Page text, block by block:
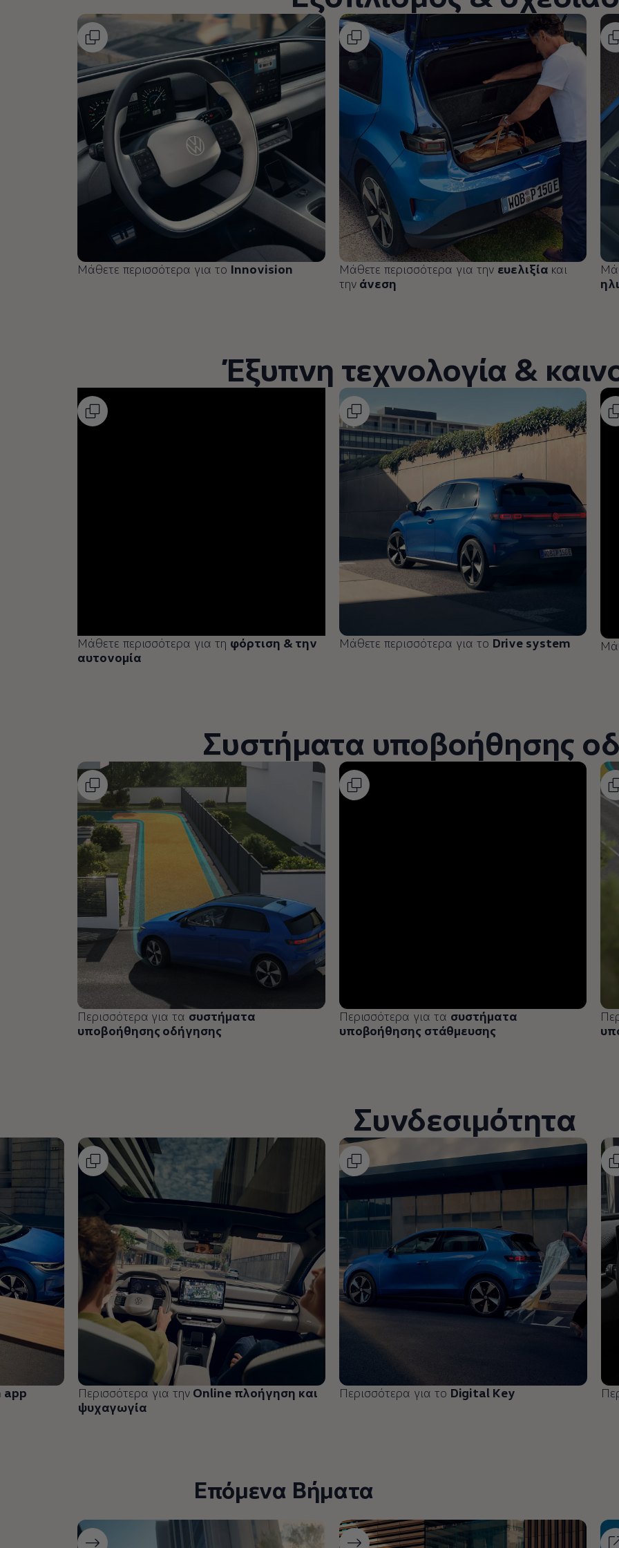
Ανακλήσεις ασφαλείας και Τεχνικά μέτρα
Προειδοποιητικές και ενδεικτικές λυχνίες
Eνημερώσεις λογισμικού
Digital Manual - Ψηφιακό εγχειρίδιο
XTL diesel fuel
Υπηρεσίες Volkswagen
Υπηρεσίες Volkswagen Click@Service
Pick Up & Delivery
Φροντίδα Clean Plus
Επαγγελματικά Οχήματα Volkswagen
Συντήρηση & Επισκευή Επαγγελματικών Οχημάτων Volkswagen
Σημαντικές πληροφορίες
Εγγύηση Επαγγελματικών Volkswagen
Εγγύηση Volkswagen
Volkswagen JOY
Εξουσιοδοτημένο Δίκτυο Volkswagen
Αστυπάλαια: Κίνητρα Επιδότησης
Volkswagen Bulli - 75 Χρόνια Κληρονομιάς
Bulli magazine
Stories
VW Bus History
Μάθετε περισσότερα για το Innovision Μάθετε περισσότερα για την ευελιξία και
την άνεση
Έξυπνη τεχνολογία &
Μάθετε περισσότερα για τη φόρτιση & την
αυτονομία
Μάθετε περισσότερα για το Drive system
Συστήματα υποβοήθησης
Περισσότερα για τα συστήματα
υποβοήθησης οδήγησης
Περισσότερα για τα συστήματα
υποβοήθησης στάθμευσης
Συνδεσιμότητα
app Περισσότερα για τηνOnline πλοήγηση και
ψυχαγωγία
Περισσότερα για το Digital Key
Επόμενα Βήματα